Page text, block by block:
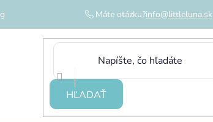
Máte otázku?info@littleluna.sk
HĽADAŤ